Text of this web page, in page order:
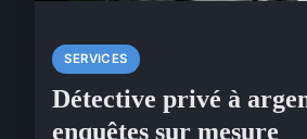
SERVICES
Détective privé à
enquêtes sur mesure